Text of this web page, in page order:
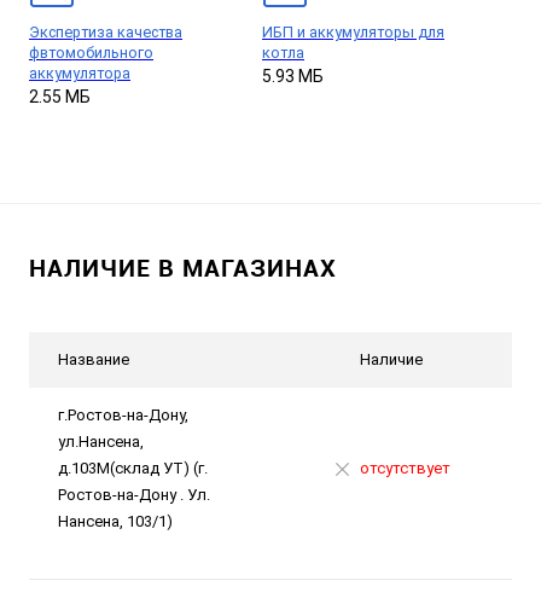
Экспертиза качества
фвтомобильного
аккумулятора
2.55 МБ
ИБП и аккумуляторы для
котла
5.93 МБ
НАЛИЧИЕ В МАГАЗИНАХ
Название Наличие
г.Ростов-на-Дону,
ул.Нансена,
д.103М(склад УТ) (г.
Ростов-на-Дону . Ул.
Нансена, 103/1)
отсутствует